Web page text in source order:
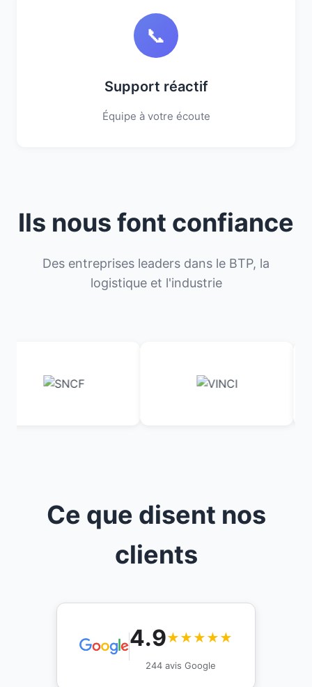
📞
Support réactif
Équipe à votre écoute
Ils nous font confiance
Des entreprises leaders dans le BTP, la
logistique et l'industrie
Ce que disent nos
clients
4.9★★★★★
244 avis Google